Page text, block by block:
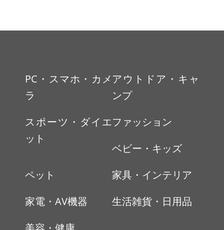
PC・スマホ・カメ
ラ
アウトドア・キャ
ンプ
スポーツ・ダイエ
ット
ファッション
ベビー・キッズ
ペット
家具・インテリア
家電・AV機器
生活雑貨・日用品